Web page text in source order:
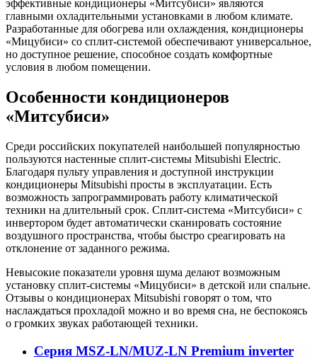
эффективные кондиционеры «Митсубиси» являются
главными охладительными установками в любом климате.
Разработанные для обогрева или охлаждения, кондиционеры
«Мицубиси» со сплит-системой обеспечивают универсальное,
но доступное решение, способное создать комфортные
условия в любом помещении.
Особенности кондиционеров
«Митсубиси»
Среди российских покупателей наибольшей популярностью
пользуются настенные сплит-системы Mitsubishi Electric.
Благодаря пульту управления и доступной инструкции
кондиционеры Mitsubishi просты в эксплуатации. Есть
возможность запрограммировать работу климатической
техники на длительный срок. Сплит-система «Митсубиси» с
инвертором будет автоматически сканировать состояние
воздушного пространства, чтобы быстро среагировать на
отклонение от заданного режима.
Невысокие показатели уровня шума делают возможным
установку сплит-системы «Мицубиси» в детской или спальне.
Отзывы о кондиционерах Mitsubishi говорят о том, что
наслаждаться прохладой можно и во время сна, не беспокоясь
о громких звуках работающей техники.
Cерия MSZ-LN/MUZ-LN Premium inverter